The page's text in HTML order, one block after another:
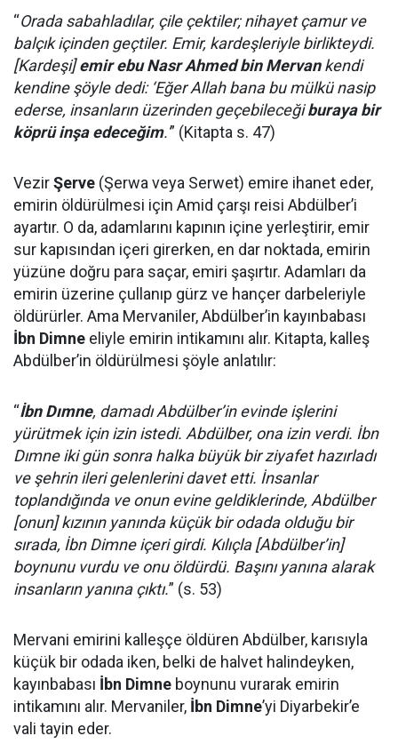
“Orada sabahladılar, çile çektiler; nihayet çamur ve
balçık içinden geçtiler. Emir, kardeşleriyle birlikteydi.
[Kardeşi]emir ebu Nasr Ahmed bin Mervankendi
kendine şöyle dedi: ‘Eğer Allah bana bu mülkü nasip
ederse, insanların üzerinden geçebileceğiburaya bir
köprü inşa edeceğim.'” (Kitapta s. 47)
VezirŞerve (Şerwa veya Serwet) emire ihanet eder,
emirin öldürülmesi için Amid çarşı reisi Abdülber’i
ayartır. O da, adamlarını kapının içine yerleştirir, emir
sur kapısından içeri girerken, en dar noktada, emirin
yüzüne doğru para saçar, emiri şaşırtır. Adamları da
emirin üzerine çullanıp gürz ve hançer darbeleriyle
öldürürler. Ama Mervaniler, Abdülber’in kayınbabası
İbn Dimne eliyle emirin intikamını alır. Kitapta, kalleş
Abdülber’in öldürülmesi şöyle anlatılır:
“İbn Dımne, damadı Abdülber’in evinde işlerini
yürütmek için izin istedi. Abdülber, ona izin verdi. İbn
Dımne iki gün sonra halka büyük bir ziyafet hazırladı
ve şehrin ileri gelenlerini davet etti. İnsanlar
toplandığında ve onun evine geldiklerinde, Abdülber
[onun] kızının yanında küçük bir odada olduğu bir
sırada, İbn Dimne içeri girdi. Kılıçla [Abdülber’in]
boynunu vurdu ve onu öldürdü. Başını yanına alarak
insanların yanına çıktı.” (s. 53)
Mervani emirini kalleşçe öldüren Abdülber, karısıyla
küçük bir odada iken, belki de halvet halindeyken,
kayınbabası İbn Dimne boynunu vurarak emirin
intikamını alır. Mervaniler, İbn Dimne’yi Diyarbekir’e
vali tayin eder.